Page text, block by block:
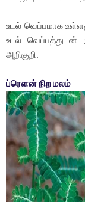
உடல் வெப்பமாக
உடல் வெப்பத்துடன்
அறிகுறி.
ப்ரௌன் நிற மலம்